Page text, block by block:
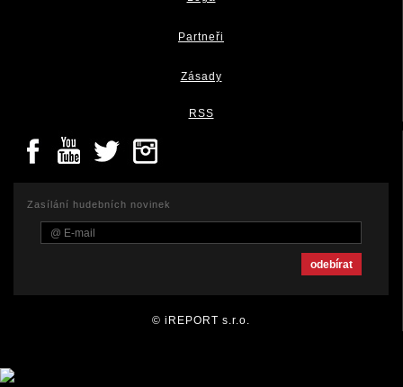
Partneři
Zásady
RSS
Zasílání hudebních novinek
© iREPORT s.r.o.